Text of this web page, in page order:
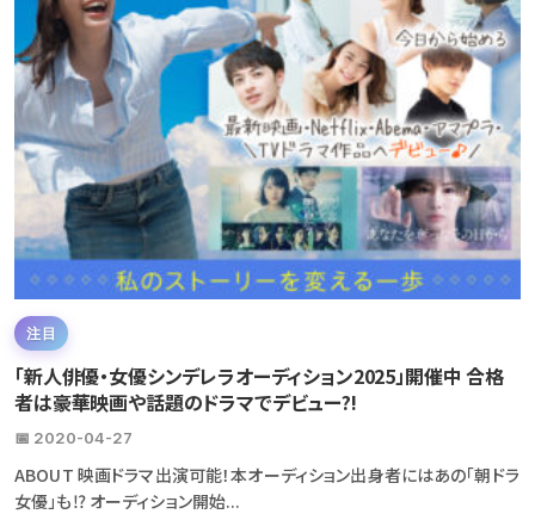
注目
「新人俳優・女優シンデレラオーディション2025」開催中 合格
者は豪華映画や話題のドラマでデビュー?!
📅 2020-04-27
ABOUT 映画ドラマ出演可能！本オーディション出身者にはあの「朝ドラ
女優」も⁉ オーディション開始...